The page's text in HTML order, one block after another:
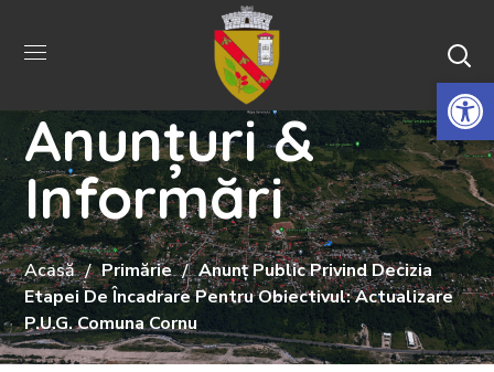
Anunțuri &
Informări
Acasă Primărie
Anunț Public Privind Decizia
Etapei De Încadrare Pentru Obiectivul: Actualizare
P.U.G. Comuna Cornu